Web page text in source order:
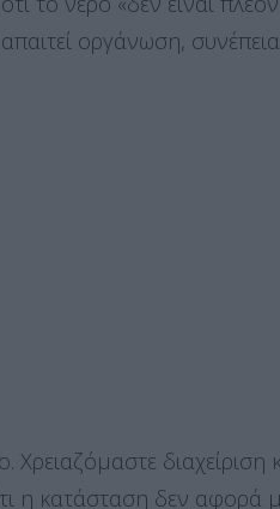
οργάνωση,
Χρειαζόμαστε
η κατάσταση δεν αφορά